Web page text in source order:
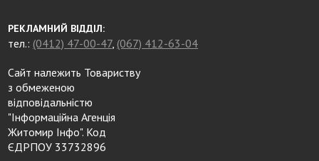
РЕКЛАМНИЙ ВІДДІЛ:
тел.: (0412) 47-00-47, (067) 412-63-04
Сайт належить Товариству
з обмеженою
відповідальністю
"Інформаційна Агенція
Житомир Інфо". Код
ЄДРПОУ 33732896